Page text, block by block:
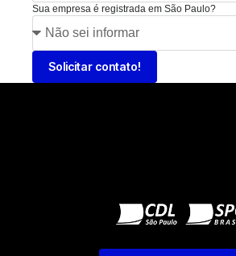
Sua empresa é registrada em São Paulo?
Solicitar contato!